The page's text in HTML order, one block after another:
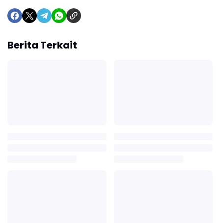
Berita Terkait